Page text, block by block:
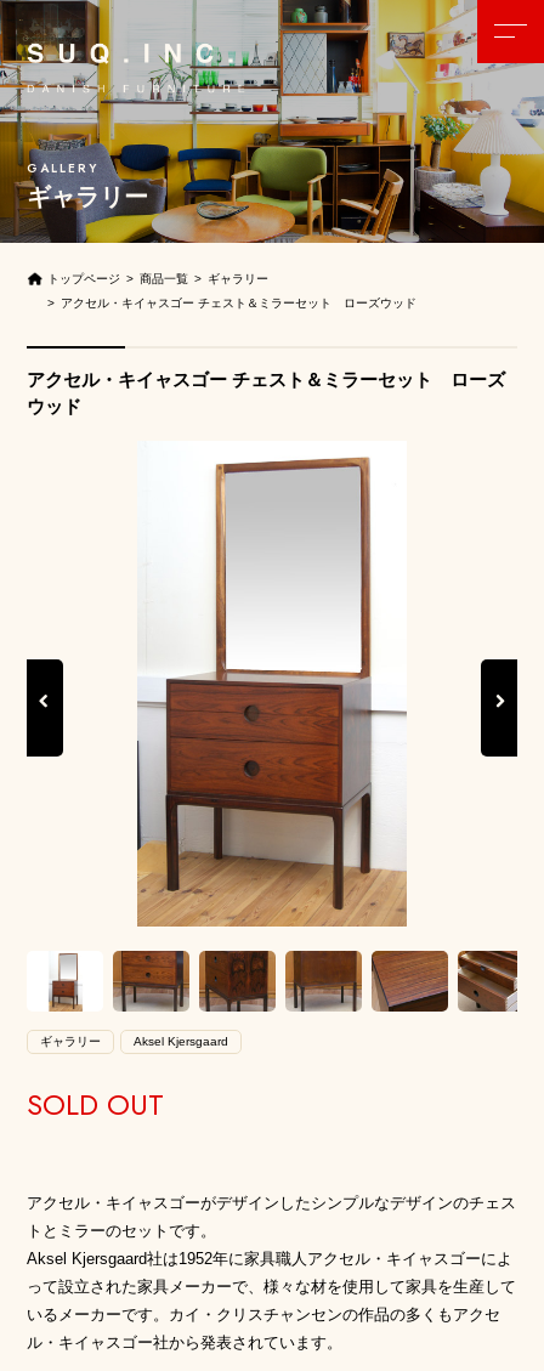
ギャラリー
トップページ 商品一覧
ギャラリー
アクセル・キイャスゴー チェスト＆ミラーセット ローズウッド
アクセル・キイャスゴー チェスト＆ミラーセット ローズ
ウッド
ギャラリー Aksel Kjersgaard
SOLD OUT
アクセル・キイャスゴーがデザインしたシンプルなデザインのチェス
トとミラーのセットです。
Aksel Kjersgaard社は1952年に家具職人アクセル・キイャスゴーによ
って設立された家具メーカーで、様々な材を使用して家具を生産して
いるメーカーです。カイ・クリスチャンセンの作品の多くもアクセ
ル・キイャスゴー社から発表されています。